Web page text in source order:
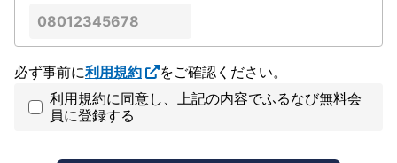
必ず事前に利用規約
をご確認ください。
利用規約に同意し、上記の内容でふるなび無料会
員に登録する